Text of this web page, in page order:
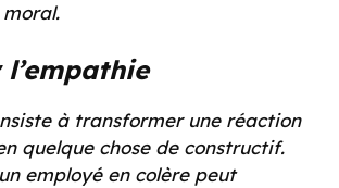
à transformer une réaction
quelque chose de constructif.
employé en colère peut